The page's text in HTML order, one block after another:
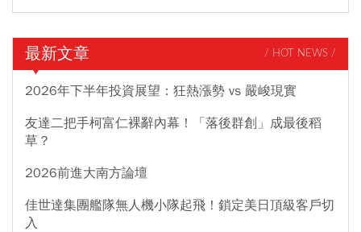
最新文章 / HOT NEWS /
2026年下半年投資展望：狂熱漲勢 vs 嚴峻現實
友達二把手柯富仁裸辭內幕！「落後群創」成最後稻
草？
2026前進大南方論壇
佳世達集團艦隊無人機小隊起飛！鎖定美日頂級客戶切
入